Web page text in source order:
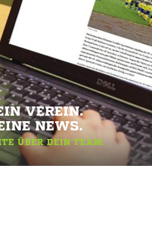
VEREIN.
NEWS.
ÜBER DEIN TEAM.